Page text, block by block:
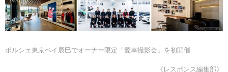
ポルシェ東京ベイ辰巳でオーナー限定「愛車撮影会」を初開催
《レスポンス編集部》